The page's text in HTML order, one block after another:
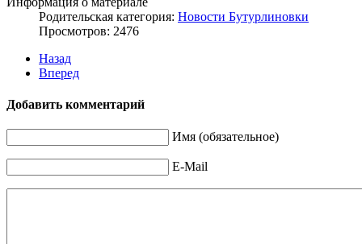
Родительская категория: Новости Бутурлиновки
Просмотров: 2476
Назад
Вперед
Добавить комментарий
Имя (обязательное)
E-Mail